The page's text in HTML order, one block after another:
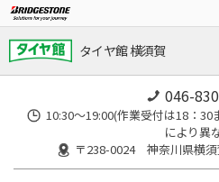
タイヤ館 横須賀
046-
10:30～19:00(作業受付は18：
により異
〒238-0024 神奈川県横